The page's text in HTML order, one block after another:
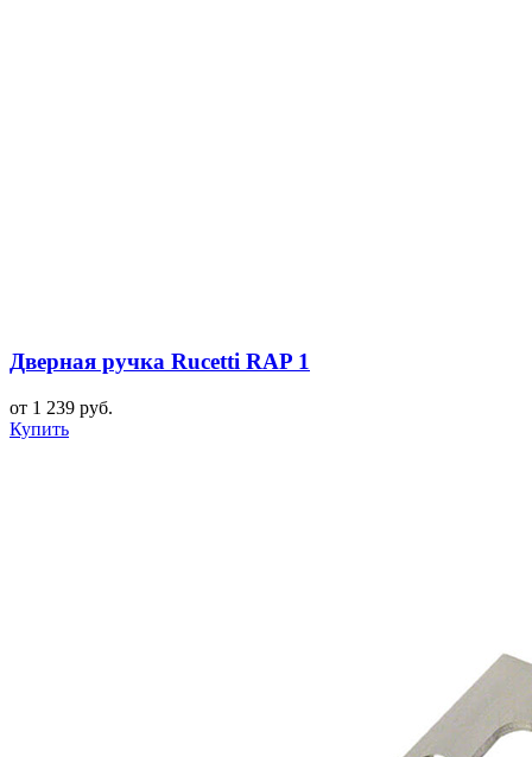
Дверная ручка Rucetti RAP 1
от 1 239 руб.
Купить